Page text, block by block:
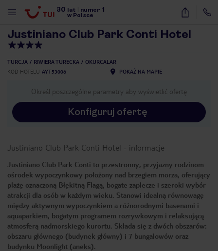
30 lat numer 1
w Polsce
52
Justiniano Club Park Conti Hotel
TURCJA RIWIERA TURECKA
OKURCALAR
KOD HOTELU AYT53006 POKAŻ NA MAPIE
Określ poszczególne parametry aby wyświetlić ofertę
Konfiguruj ofertę
Justiniano Club Park Conti Hotel - informacje
Justiniano Club Park Conti to przestronny, przyjazny rodzinom
ośrodek wypoczynkowy położony nad brzegiem morza, oferujący
plażę oznaczoną Błękitną Flagą, bogate zaplecze i szeroki wybór
atrakcji dla osób w każdym wieku. Stanowi idealną równowagę
między aktywnym wypoczynkiem a różnorodnymi basenami i
aquaparkiem, bogatym programem rozrywkowym i relaksującą
atmosferą nadmorskiego kurortu. Składa się z dwóch obszarów:
obszaru głównego (budynek główny) i 7 bungalowów oraz
budynku Moonlight (aneks).